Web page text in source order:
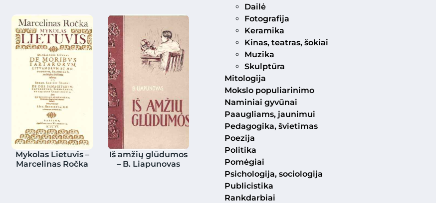
Mykolas Lietuvis –
Marcelinas Ročka
Iš amžių glūdumos
– B. Liapunovas
Dailė
Fotografija
Keramika
Kinas, teatras, šokiai
Muzika
Skulptūra
Mitologija
Mokslo populiarinimo
Naminiai gyvūnai
Paaugliams, jaunimui
Pedagogika, švietimas
Poezija
Politika
Pomėgiai
Psichologija, sociologija
Publicistika
Rankdarbiai